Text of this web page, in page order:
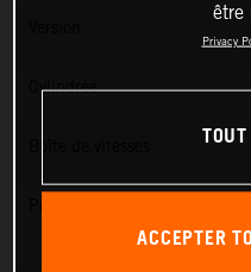
Cylindrée
SYSTÈME D'INJECTION
être
Privacy
ACCEPTER